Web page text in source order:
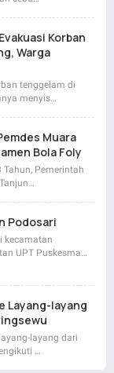
Korban
Warga
tenggelam di
menyis…
Muara
Bola Foly
Tahun, Pemerintah
Podosari
kecamatan
UPT Puskesma…
Layang-layang
layang dari
…